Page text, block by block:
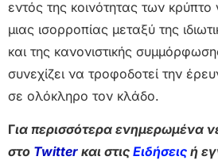
εντός της κοινότητας των κρύπτο
μιας ισορροπίας μεταξύ της
και της κανονιστικής
συνεχίζει να τροφοδοτεί την
σε ολόκληρο τον κλάδο.
Για περισσότερα ενημερωμένα
στο Twitter και στις Ειδήσεις ή